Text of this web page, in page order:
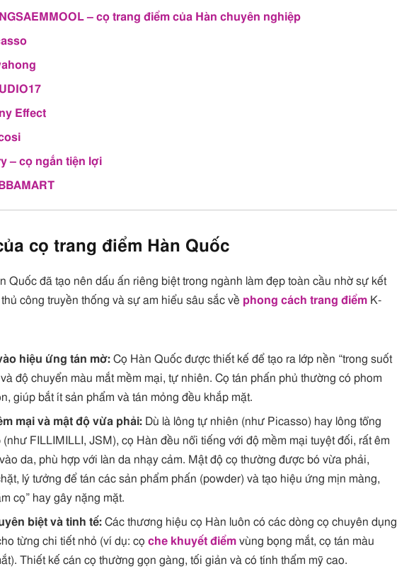
– cọ trang điểm của Hàn chuyên nghiệp
Effect
– cọ ngắn tiện lợi
cọ trang điểm Hàn Quốc
Quốc đã tạo nên dấu ấn riêng biệt trong ngành làm đẹp toàn cầu nhờ sự kết
công truyền thống và sự am hiểu sâu sắc về phong cách trang điểm K-
hiệu ứng tán mờ: Cọ Hàn Quốc được thiết kế để tạo ra lớp nền “trong suốt
độ chuyển màu mắt mềm mại, tự nhiên. Cọ tán phấn phủ thường có phom
giúp bắt ít sản phẩm và tán mỏng đều khắp mặt.
mại và mật độ vừa phải: Dù là lông tự nhiên (như Picasso) hay lông tổng
(như FILLIMILLI, JSM), cọ Hàn đều nổi tiếng với độ mềm mại tuyệt đối, rất êm
da, phù hợp với làn da nhạy cảm. Mật độ cọ thường được bó vừa phải,
lý tưởng để tán các sản phẩm phấn (powder) và tạo hiệu ứng mịn màng,
cọ” hay gây nặng mặt.
biệt và tinh tế: Các thương hiệu cọ Hàn luôn có các dòng cọ chuyên dụng
từng chi tiết nhỏ (ví dụ: cọche khuyết điểm vùng bọng mắt, cọ tán màu
Thiết kế cán cọ thường gọn gàng, tối giản và có tính thẩm mỹ cao.